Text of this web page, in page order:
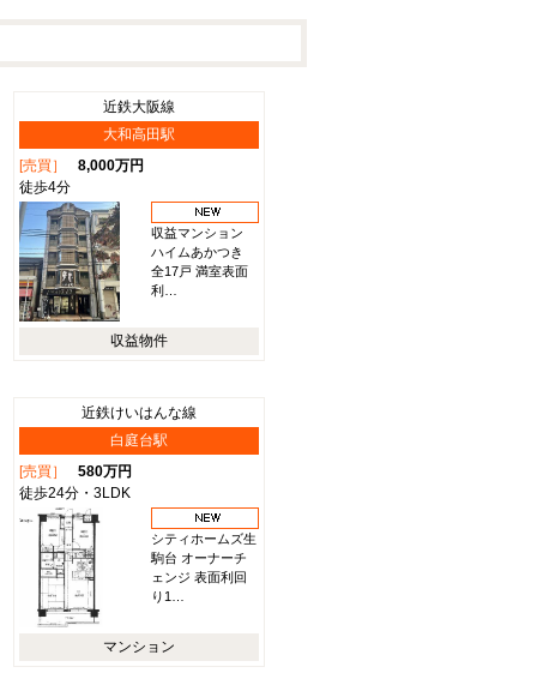
近鉄大阪線
大和高田駅
[売買］
8,000万円
徒歩4分
収益マンション
ハイムあかつき
全17戸 満室表面
利…
収益物件
近鉄けいはんな線
白庭台駅
[売買］
580万円
徒歩24分・3LDK
シティホームズ生
駒台 オーナーチ
ェンジ 表面利回
り1…
マンション